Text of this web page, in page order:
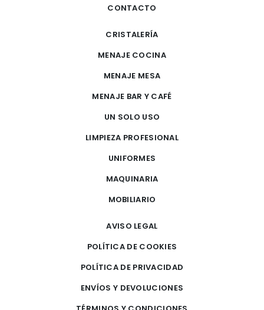
CONTACTO
CRISTALERÍA
MENAJE COCINA
MENAJE MESA
MENAJE BAR Y CAFÉ
UN SOLO USO
LIMPIEZA PROFESIONAL
UNIFORMES
MAQUINARIA
MOBILIARIO
AVISO LEGAL
POLÍTICA DE COOKIES
POLÍTICA DE PRIVACIDAD
ENVÍOS Y DEVOLUCIONES